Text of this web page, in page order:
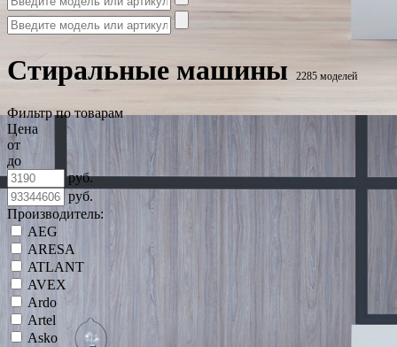
Стиральные машины 2285 моделей
Фильтр по товарам
Цена
от
до
руб.
руб.
Производитель:
AEG
ARESA
ATLANT
AVEX
Ardo
Artel
Asko